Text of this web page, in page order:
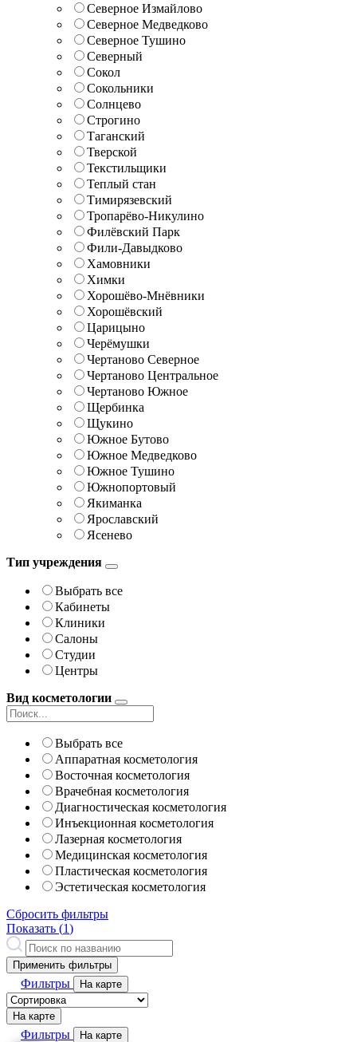
Северное Измайлово
Северное Медведково
Северное Тушино
Северный
Сокол
Сокольники
Солнцево
Строгино
Таганский
Тверской
Текстильщики
Теплый стан
Тимирязевский
Тропарёво-Никулино
Филёвский Парк
Фили-Давыдково
Хамовники
Химки
Хорошёво-Мнёвники
Хорошёвский
Царицыно
Черёмушки
Чертаново Северное
Чертаново Центральное
Чертаново Южное
Щербинка
Щукино
Южное Бутово
Южное Медведково
Южное Тушино
Южнопортовый
Якиманка
Ярославский
Ясенево
Тип учреждения
Выбрать все
Кабинеты
Клиники
Салоны
Студии
Центры
Вид косметологии
Выбрать все
Аппаратная косметология
Восточная косметология
Врачебная косметология
Диагностическая косметология
Инъекционная косметология
Лазерная косметология
Медицинская косметология
Пластическая косметология
Эстетическая косметология
Сбросить фильтры
Показать (1)
Применить фильтры
Фильтры На карте
На карте
Фильтры На карте